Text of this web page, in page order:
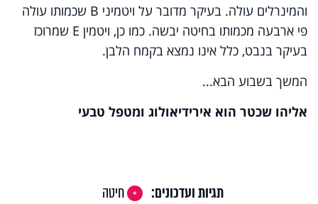
והמינרלים עולה. בעיקר מדובר על ויטמיני B שכמותו עולה
פי ארבעה מכמותו בחיטה יבשה. כמו כן, ויטמין E שמרוכז
בעיקר בנבט, כלל אינו נמצא בקמח הלבן.
המשך בשבוע הבא...
אליהו שכטר הוא אירידיאולוג ומטפל טבעי
תגיות ועדכונים:
חיטה